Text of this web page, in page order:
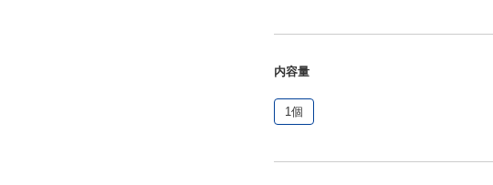
内容量
1個